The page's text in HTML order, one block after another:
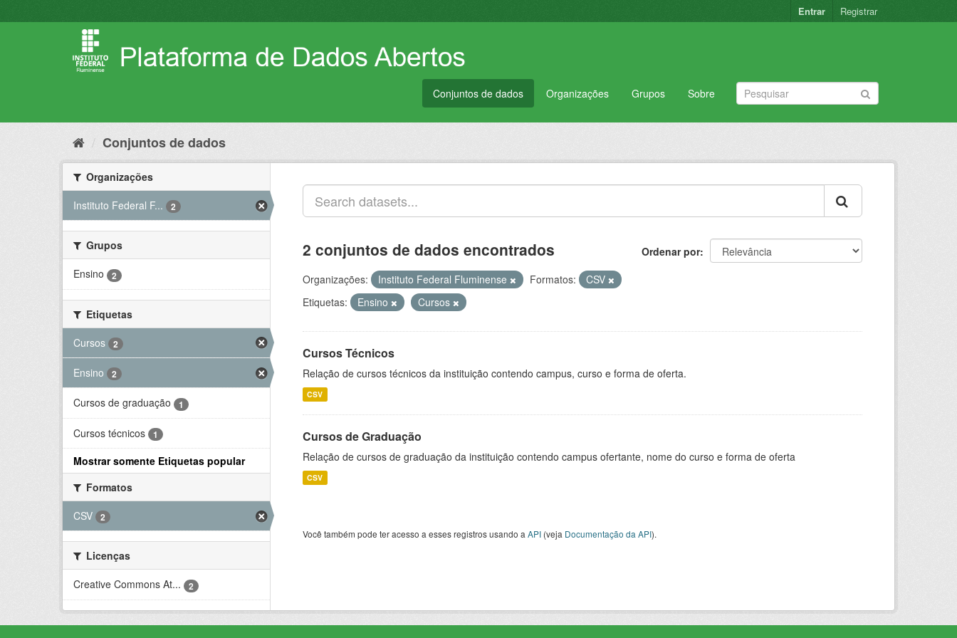
para
Entrar Registrar
Conjuntos de dados Organizações Grupos Sobre
Conjuntos de dados
Organizações
Instituto Federal F...
2
Grupos
Ensino
2
Etiquetas
Cursos
2
Ensino 2
Cursos de graduação 1
Cursos técnicos 1
Mostrar somente Etiquetas popular
Formatos
CSV
2
Licenças
Creative Commons At...
2
Ordenar por
2 conjuntos de dados encontrados
Organizações: Instituto Federal Fluminense Formatos:
CSV
Etiquetas:
Ensino Cursos
Cursos Técnicos
Relação de cursos técnicos da instituição contendo campus, curso e forma de oferta.
CSV
Cursos de Graduação
Relação de cursos de graduação da instituição contendo campus ofertante, nome do curso e forma de oferta
CSV
Você também pode ter acesso a esses registros usando a API (veja Documentação da API).